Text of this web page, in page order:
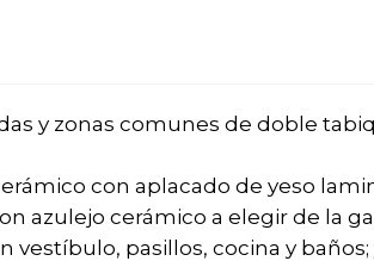
y zonas comunes de doble
con aplacado de yeso
azulejo cerámico a elegir de la
vestíbulo, pasillos, cocina y